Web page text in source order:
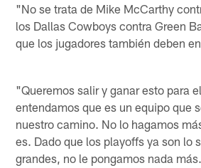
"No se trata de Mike McCarthy
los Dallas Cowboys contra Green
que los jugadores también deben
"Queremos salir y ganar esto para
entendamos que es un equipo que
nuestro camino. No lo hagamos
es. Dado que los playoffs ya son lo
grandes, no le pongamos nada más.